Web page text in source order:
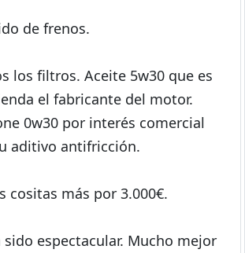
de frenos.
los filtros. Aceite 5w30 que es
el fabricante del motor.
0w30 por interés comercial
aditivo antifricción.
cositas más por 3.000€.
sido espectacular. Mucho mejor